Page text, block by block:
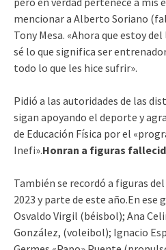
mencionar a Alberto Soriano
Tony Mesa. «Ahora que estoy
sé lo que significa ser
todo lo que les hice sufrir».
Pidió a las autoridades de las
sigan apoyando el deporte y
de Educación Física por el
Inefi».Honran a figuras
También se recordó a figuras
2023 y parte de este año.En
Osvaldo Virgil (béisbol); Ana
González, (voleibol); Ignacio